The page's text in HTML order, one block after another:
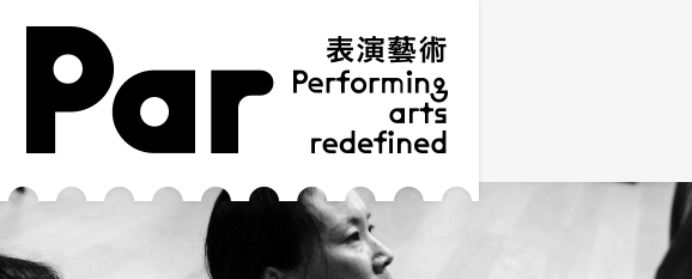
跳到主要內容區塊
網站導覽